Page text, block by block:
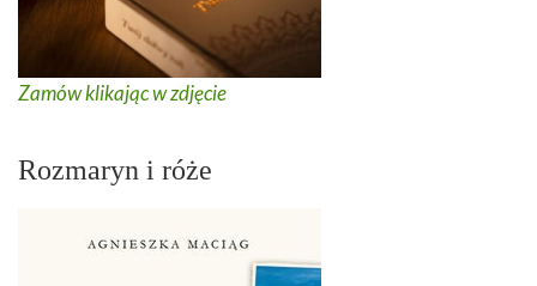
Zamów klikając w zdjęcie
Rozmaryn i róże